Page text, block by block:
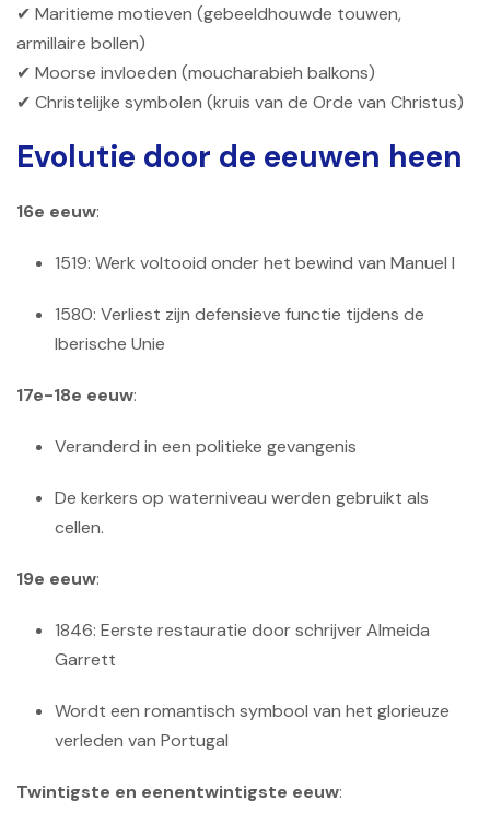
✔ Maritieme motieven (gebeeldhouwde touwen,
armillaire bollen)
✔ Moorse invloeden (moucharabieh balkons)
✔ Christelijke symbolen (kruis van de Orde van Christus)
Evolutie door de eeuwen heen
16e eeuw:
1519: Werk voltooid onder het bewind van Manuel I
1580: Verliest zijn defensieve functie tijdens de
Iberische Unie
17e-18e eeuw:
Veranderd in een politieke gevangenis
De kerkers op waterniveau werden gebruikt als
cellen.
19e eeuw:
1846: Eerste restauratie door schrijver Almeida
Garrett
Wordt een romantisch symbool van het glorieuze
verleden van Portugal
Twintigste en eenentwintigste eeuw: